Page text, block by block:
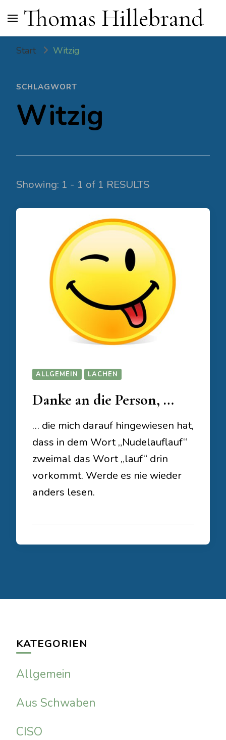
Thomas Hillebrand
Start Witzig
SCHLAGWORT
Witzig
Showing: 1 - 1 of 1 RESULTS
ALLGEMEIN LACHEN
Danke an die Person, …
… die mich darauf hingewiesen hat,
dass in dem Wort „Nudelauflauf“
zweimal das Wort „lauf“ drin
vorkommt. Werde es nie wieder
anders lesen.
KATEGORIEN
Allgemein
Aus Schwaben
CISO